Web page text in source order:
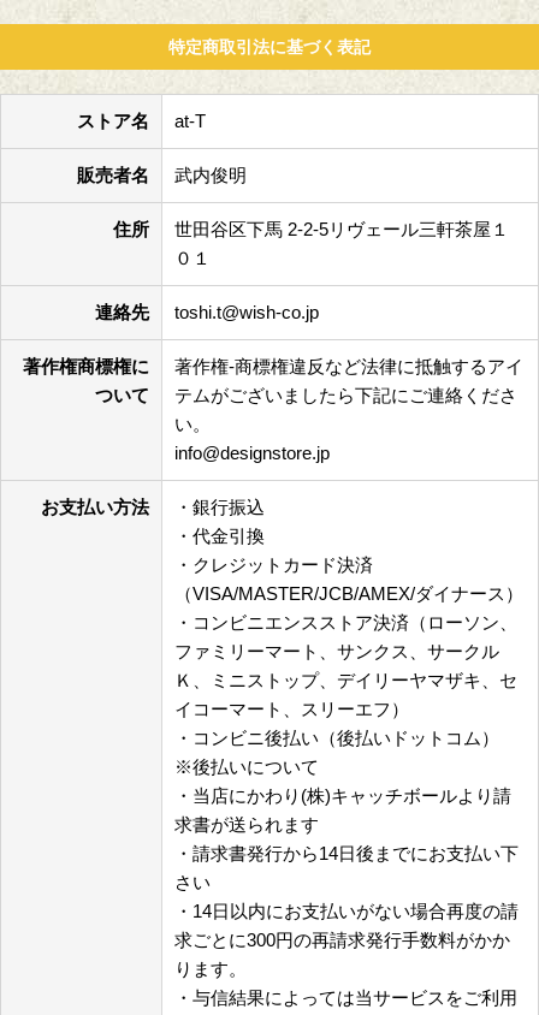
特定商取引法に基づく表記
ストア名 at-T
販売者名 武内俊明
住所
世田谷区下馬 2-2-5リヴェール三軒茶屋１
０１
連絡先 toshi.t@wish-co.jp
著作権商標権に
ついて
著作権-商標権違反など法律に抵触するアイ
テムがございましたら下記にご連絡くださ
い。
info@designstore.jp
お支払い方法
・銀行振込
・代金引換
・クレジットカード決済
（VISA/MASTER/JCB/AMEX/ダイナース）
・コンビニエンスストア決済（ローソン、
ファミリーマート、サンクス、サークル
Ｋ、ミニストップ、デイリーヤマザキ、セ
イコーマート、スリーエフ）
・コンビニ後払い（後払いドットコム）
※後払いについて
・当店にかわり(株)キャッチボールより請
求書が送られます
・請求書発行から14日後までにお支払い下
さい
・14日以内にお支払いがない場合再度の請
求ごとに300円の再請求発行手数料がかか
ります。
・与信結果によっては当サービスをご利用